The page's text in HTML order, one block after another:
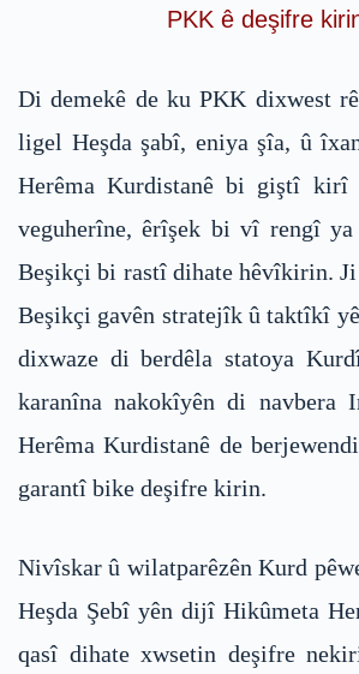
PKK ê deşifre
Di demekê de ku PKK dixwest
ligel Heşda şabî, eniya şîa, û
Herêma Kurdistanê bi giştî kirî
veguherîne, êrîşek bi vî rengî
Beşikçi bi rastî dihate hêvîkirin. Ji
Beşikçi gavên stratejîk û taktîkî
dixwaze di berdêla statoya
karanîna nakokîyên di navbera
Herêma Kurdistanê de
garantî bike deşifre kirin.
Nivîskar û wilatparêzên Kurd
Heşda Şebî yên dijî Hikûmeta
qasî dihate xwsetin deşifre